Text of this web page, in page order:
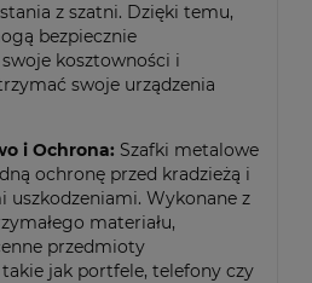
z szatni. Dzięki temu,
bezpiecznie
kosztowności i
swoje urządzenia
i Ochrona: Szafki metalowe
ochronę przed kradzieżą i
uszkodzeniami. Wykonane z
materiału,
przedmioty
jak portfele, telefony czy